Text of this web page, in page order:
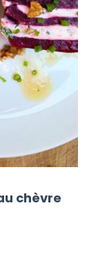
chèvre